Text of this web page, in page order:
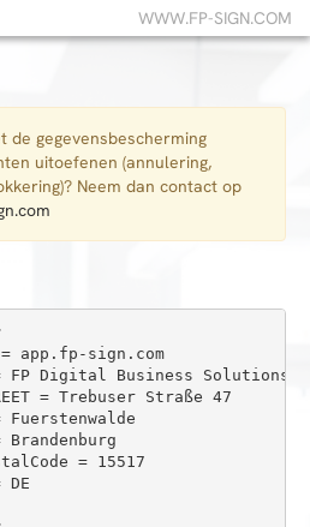
WWW.FP-SIGN.COM
gegevensbescherming
uitoefenen (annulering,
Neem dan contact op
app.fp-sign.com
FP Digital Business Solutions
= Trebuser Straße 47
Fuerstenwalde
Brandenburg
= 15517
DE